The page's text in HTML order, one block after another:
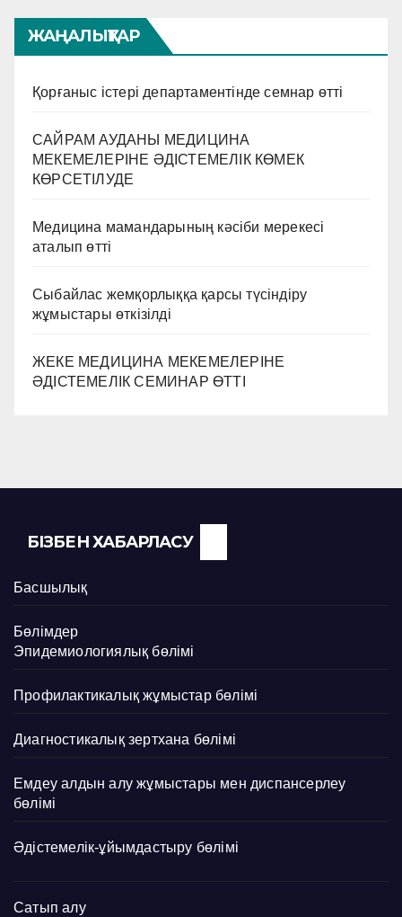
ЖАҢАЛЫҚТАР
Қорғаныс істері департаментінде семнар өтті
САЙРАМ АУДАНЫ МЕДИЦИНА
МЕКЕМЕЛЕРІНЕ ӘДІСТЕМЕЛІК КӨМЕК
КӨРСЕТІЛУДЕ
Медицина мамандарының кәсіби мерекесі
аталып өтті
Сыбайлас жемқорлыққа қарсы түсіндіру
жұмыстары өткізілді
ЖЕКЕ МЕДИЦИНА МЕКЕМЕЛЕРІНЕ
ӘДІСТЕМЕЛІК СЕМИНАР ӨТТІ
БІЗБЕН ХАБАРЛАСУ
Басшылық
Бөлімдер
Эпидемиологиялық бөлімі
Профилактикалық жұмыстар бөлімі
Диагностикалық зертхана бөлімі
Емдеу алдын алу жұмыстары мен диспансерлеу
бөлімі
Әдістемелік-ұйымдастыру бөлімі
Сатып алу